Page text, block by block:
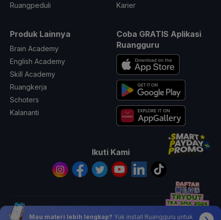
Ruangpeduli
Karier
Produk Lainnya
Brain Academy
English Academy
Skill Academy
Ruangkerja
Schoters
Kalananti
Coba GRATIS Aplikasi
Ruangguru
Ikuti Kami
© 2026 All Rights Reserved PT. Ruang Raya Indonesia
Mau materi lebih lengkap? Yuk install Ruangguru untuk